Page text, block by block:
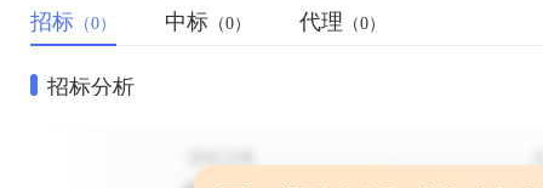
招标 （0） 中标 （0） 代理 （0）
招标分析